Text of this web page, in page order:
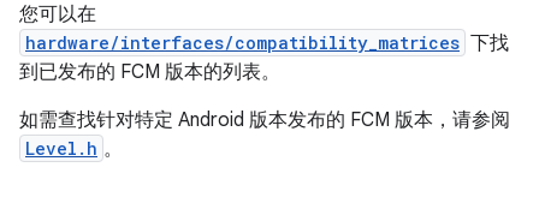
您可以在
hardware/interfaces/compatibility_matrices 下找
到已发布的 FCM 版本的列表。
如需查找针对特定 Android 版本发布的 FCM 版本，请参阅
Level.h 。